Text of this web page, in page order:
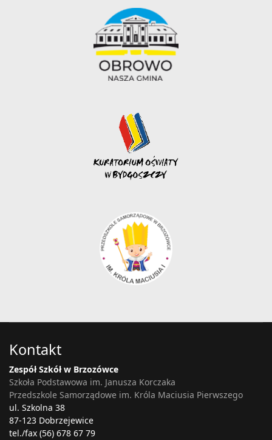
Kontakt
Zespół Szkół w Brzozówce
Szkoła Podstawowa im. Janusza Korczaka
Przedszkole Samorządowe im. Króla Maciusia Pierwszego
ul. Szkolna 38
87-123 Dobrzejewice
tel./fax (56) 678 67 79